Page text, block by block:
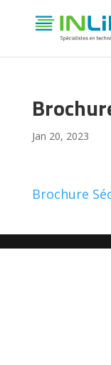
Jan 20, 2023
Brochure